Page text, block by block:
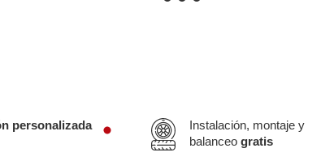
personalizada
Instalación, montaje y
balanceogratis